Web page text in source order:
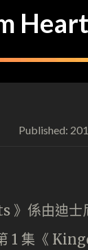
Published:
》係由迪士
1 集《